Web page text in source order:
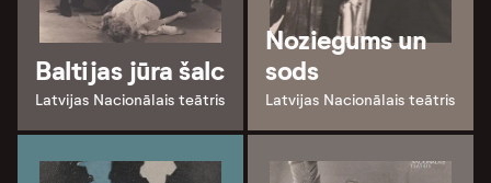
Baltijas jūra šalc
Latvijas Nacionālais teātris
Noziegums un
sods
Latvijas Nacionālais teātris